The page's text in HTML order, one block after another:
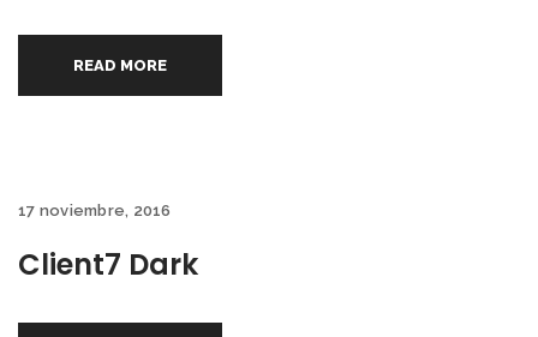
READ MORE
17 noviembre, 2016
Client7 Dark